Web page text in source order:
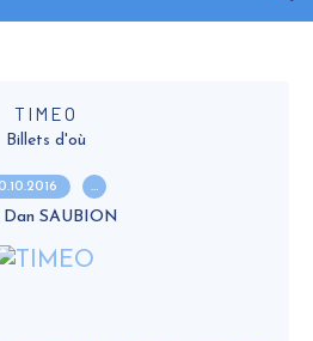
TIMEO
Billets d'où
…
Dan SAUBION